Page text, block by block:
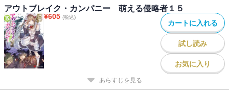
アウトブレイク・カンパニー 萌える侵略者１５
¥605 (税込)
カートに入れる
試し読み
お気に入り
あらすじを見る